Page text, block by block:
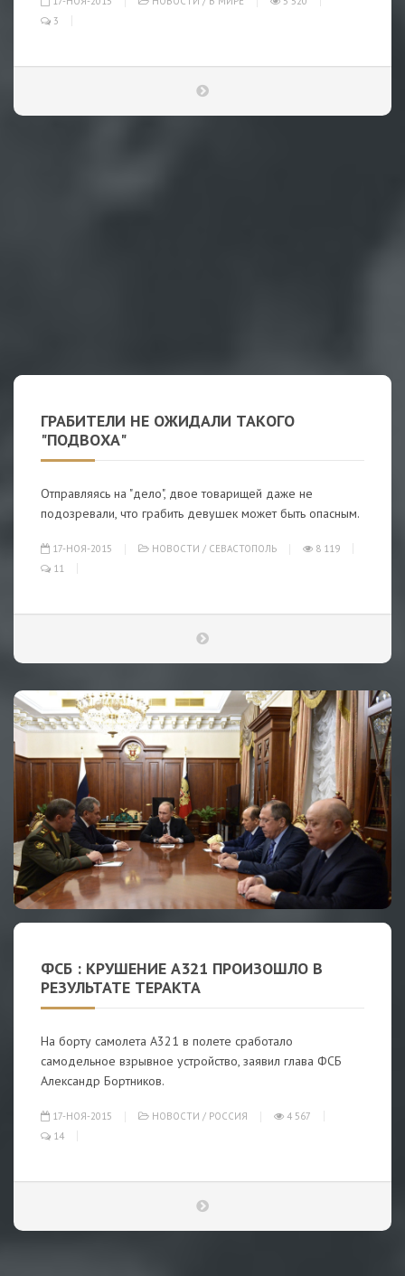
3
ГРАБИТЕЛИ НЕ ОЖИДАЛИ ТАКОГО
"ПОДВОХА"
Отправляясь на "дело", двое товарищей даже не
подозревали, что грабить девушек может быть опасным.
17-НОЯ-2015 НОВОСТИ / СЕВАСТОПОЛЬ
8 119
11
ФСБ : КРУШЕНИЕ A321 ПРОИЗОШЛО В
РЕЗУЛЬТАТЕ ТЕРАКТА
На борту самолета А321 в полете сработало
самодельное взрывное устройство, заявил глава ФСБ
Александр Бортников.
17-НОЯ-2015 НОВОСТИ / РОССИЯ
4 567
14